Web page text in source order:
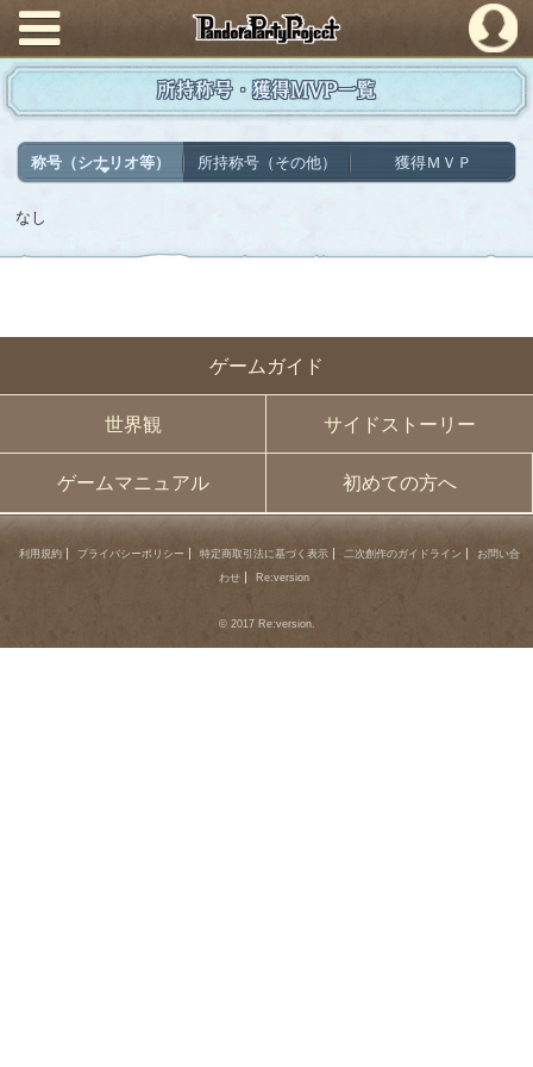
PandoraPartyProject
ゲームガイド
世界観 サイドストーリー
ゲームマニュアル 初めての方へ
所持称号・獲得MVP一覧
称号（シナリオ等） 所持称号（その他） 獲得ＭＶＰ
なし
利用規約 プライバシーポリシー 特定商取引法に基づく表示 二次創作のガイドライン
お問い合
わせ
Re:version
© 2017 Re:version.